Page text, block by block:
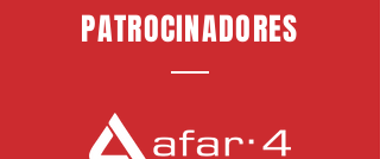
PATROCINADORES